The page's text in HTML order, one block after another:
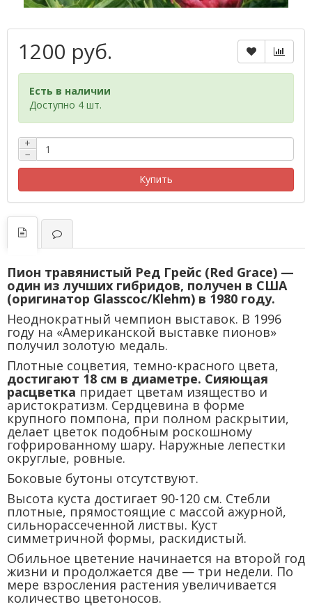
1200 руб.
Есть в наличии
Доступно 4 шт.
+
−
Купить
Пион травянистый Ред Грейс (Red Grace) —
один из лучших гибридов, получен в США
(оригинатор Glasscoc/Klehm) в 1980 году.
Неоднократный чемпион выставок. В 1996
году на «Американской выставке пионов»
получил золотую медаль.
Плотные соцветия, темно-красного цвета,
достигают 18 см в диаметре. Сияющая
расцветка придает цветам изящество и
аристократизм. Сердцевина в форме
крупного помпона, при полном раскрытии,
делает цветок подобным роскошному
гофрированному шару. Наружные лепестки
округлые, ровные.
Боковые бутоны отсутствуют.
Высота куста достигает 90-120 см. Стебли
плотные, прямостоящие с массой ажурной,
сильнорассеченной листвы. Куст
симметричной формы, раскидистый.
Обильное цветение начинается на второй год
жизни и продолжается две — три недели. По
мере взросления растения увеличивается
количество цветоносов.